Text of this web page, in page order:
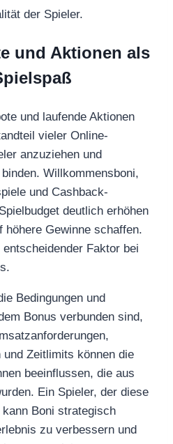
der Spieler.
und Aktionen als
und laufende Aktionen
vieler Online-
anzuziehen und
Willkommensboni,
und Cashback-
deutlich erhöhen
höhere Gewinne schaffen.
Faktor bei
Bedingungen und
Bonus verbunden sind,
und Zeitlimits können die
beeinflussen, die aus
Ein Spieler, der diese
Boni strategisch
zu verbessern und